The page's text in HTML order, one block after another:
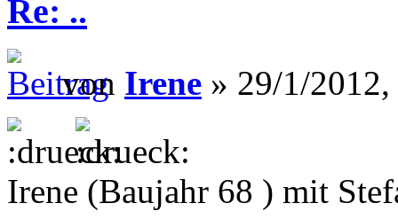
Re: ..
von Irene » 29/1/
Irene (Baujahr 68 ) mit